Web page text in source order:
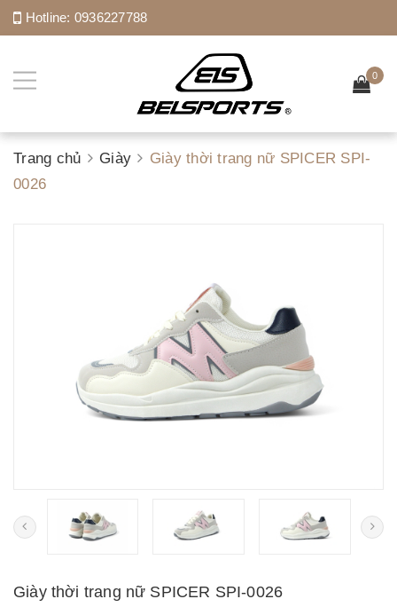
Hotline: 0936227788
0
Trang chủ Giày
Giày thời trang nữ SPICER SPI-
0026
Giày thời trang nữ SPICER SPI-0026